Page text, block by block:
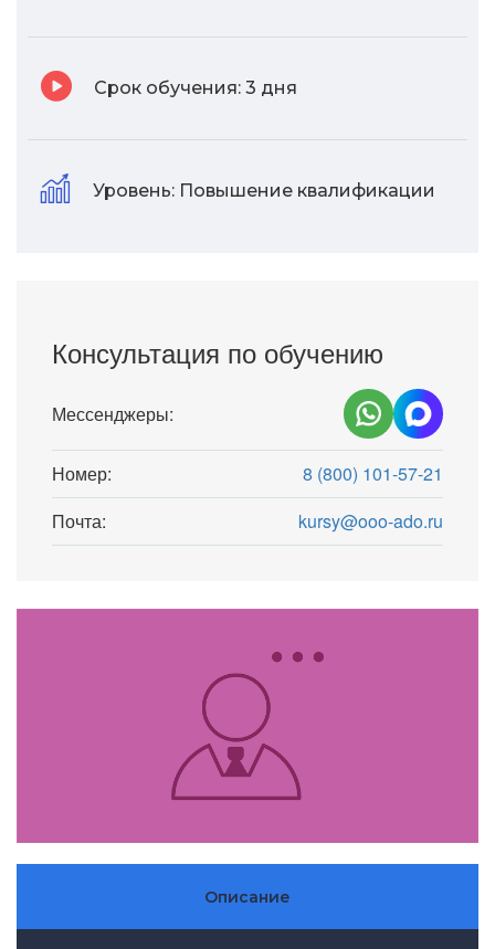
Срок обучения: 3 дня
Уровень: Повышение квалификации
Консультация по обучению
Мессенджеры:
Номер:
8 (800) 101-57-21
Почта:
kursy@ooo-ado.ru
Описание